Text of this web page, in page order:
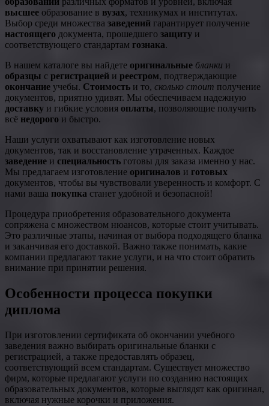
высшее образование в вузах, техникумах и институтах.
Выбор среди множества заведений гарантирует получение
настоящего документа, прошедшего защиту и
соответствующего стандартам гознака.
В нашем каталоге вы найдете оригинальные бланки и
образцы с регистрацией и реестром, подтверждающие
окончание учебы. Стоимость и то, сколько стоит получение
документов, приятно удивят. Мы обеспечиваем надежную
доставку и гибкие условия оплаты, позволяющие получить
всё недорого и быстро.
Наши услуги охватывают как изготовление новых
документов, так и восстановление утраченных. Каждое
заведение и специальность готовы для заказа именно у нас.
Мы предлагаем изготовление оригиналов и готовых
документов, чтобы вы чувствовали уверенность и комфорт. С
нами ваша покупка станет удобной и безопасной!
Процедура приобретения образовательного документа
сопряжена с множеством нюансов, которые стоит учитывать.
Это различные этапы, начиная от выбора подходящего бланка
и заканчивая его доставкой. Важно также понимать, какие
компании предлагают такие услуги, и на что стоит обратить
внимание при принятии решения.
Особенности процесса покупки
диплома
При изготовлении сертификата об окончании учебного
заведения важно выбирать оригинальные бланки с
регистрацией, а также предоставлять образец,
соответствующий всем стандартам. Существует множество
фирм, которые предлагают услуги по созданию настоящих
образовательных документов, которые выглядят как оригинал,
включая нужные корочки и приложения.